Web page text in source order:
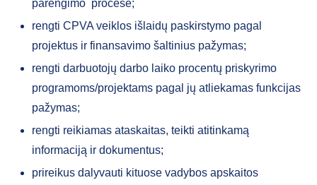
parengimo procese;
rengti CPVA veiklos išlaidų paskirstymo pagal
projektus ir finansavimo šaltinius pažymas;
rengti darbuotojų darbo laiko procentų priskyrimo
programoms/projektams pagal jų atliekamas funkcijas
pažymas;
rengti reikiamas ataskaitas, teikti atitinkamą
informaciją ir dokumentus;
prireikus dalyvauti kituose vadybos apskaitos